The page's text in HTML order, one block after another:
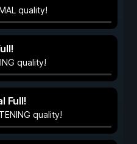
quality!
quality!
Full!
quality!